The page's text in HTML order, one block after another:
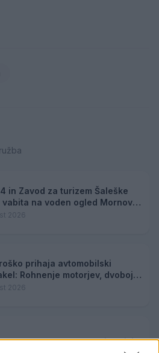
in Zavod za turizem Šaleške
vabita na voden ogled Mornove
2026
prihaja avtomobilski
Rohnenje motorjev, dvoboji
in atraktivni Car Meet
2026
sezonsko nekoliko višja